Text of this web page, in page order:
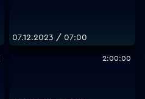
07.12.2023 / 07:00
2:00:00